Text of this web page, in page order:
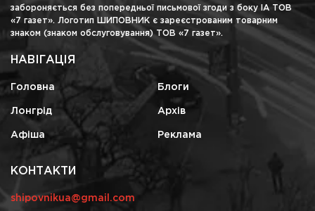
забороняється без попередньої письмової згоди з боку ІА ТОВ
«7 газет». Логотип ШИПОВНИК є зареєстрованим товарним
знаком (знаком обслуговування) ТОВ «7 газет».
НАВІГАЦІЯ
Головна Блоги
Лонгрід Архів
Афіша Реклама
КОНТАКТИ
shipovnikua@gmail.com